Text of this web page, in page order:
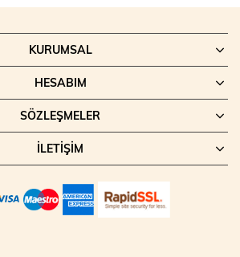
KURUMSAL
HESABIM
SÖZLEŞMELER
İLETIŞIM